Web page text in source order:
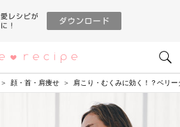
恋愛レシピ
顔・首・肩痩せ 肩こり・むくみに効く！？ベリ